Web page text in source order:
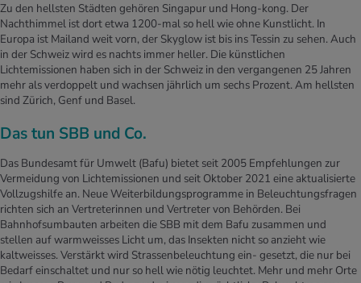
Zu den hellsten Städten gehören Singapur und Hong-kong. Der
Nachthimmel ist dort etwa 1200-mal so hell wie ohne Kunstlicht. In
Europa ist Mailand weit vorn, der Skyglow ist bis ins Tessin zu sehen. Auch
in der Schweiz wird es nachts immer heller. Die künstlichen
Lichtemissionen haben sich in der Schweiz in den vergangenen 25 Jahren
mehr als verdoppelt und wachsen jährlich um sechs Prozent. Am hellsten
sind Zürich, Genf und Basel.
Das tun SBB und Co.
Das Bundesamt für Umwelt (Bafu) bietet seit 2005 Empfehlungen zur
Vermeidung von Lichtemissionen und seit Oktober 2021 eine aktualisierte
Vollzugshilfe an. Neue Weiterbildungsprogramme in Beleuchtungsfragen
richten sich an Vertreterinnen und Vertreter von Behörden. Bei
Bahnhofsumbauten arbeiten die SBB mit dem Bafu zusammen und
stellen auf warmweisses Licht um, das Insekten nicht so anzieht wie
kaltweisses. Verstärkt wird Strassenbeleuchtung ein- gesetzt, die nur bei
Bedarf einschaltet und nur so hell wie nötig leuchtet. Mehr und mehr Orte